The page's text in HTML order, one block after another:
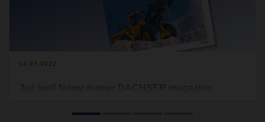
14.07.2022